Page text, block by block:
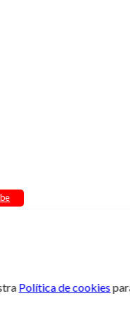
Política de cookies